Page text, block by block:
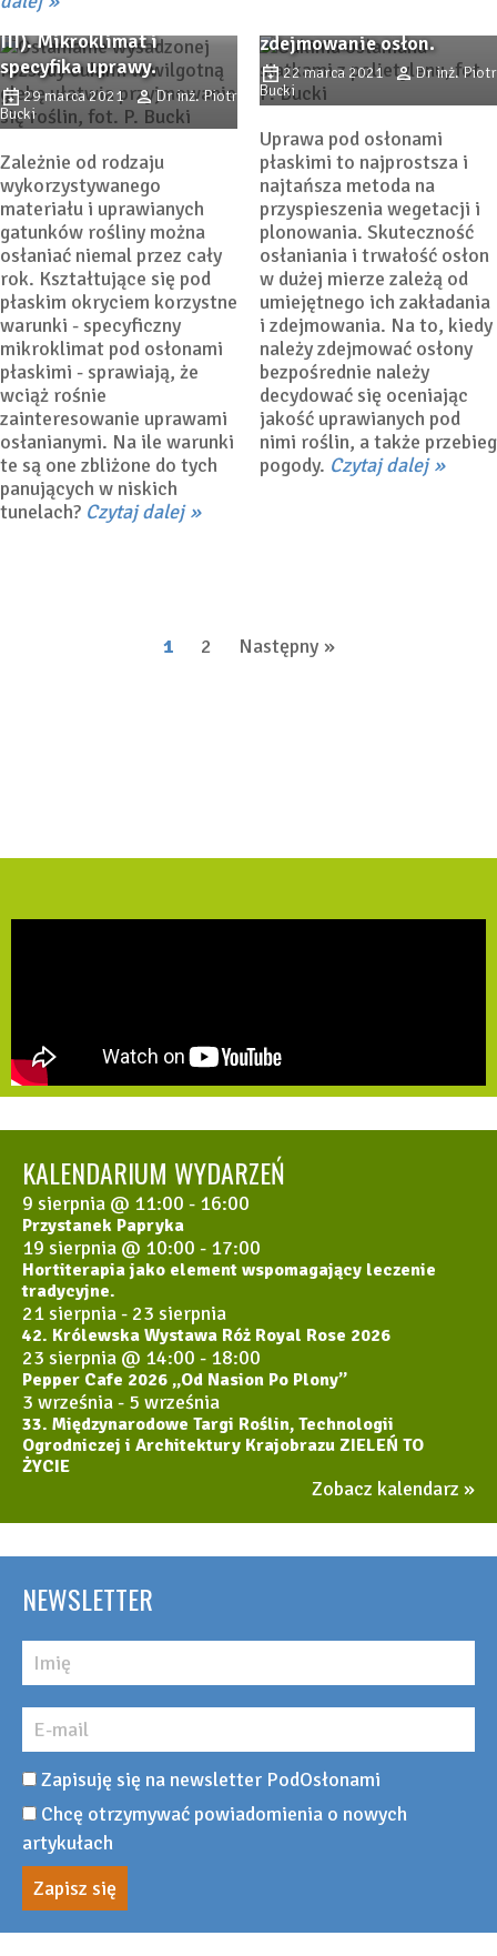
Osłony bezpośrednie (Cz.
III). Mikroklimat i
specyfika uprawy.
29 marca 2021
Dr inż. Piotr
Bucki
Zależnie od rodzaju
wykorzystywanego
materiału i uprawianych
gatunków rośliny można
osłaniać niemal przez cały
rok. Kształtujące się pod
płaskim okryciem korzystne
warunki - specyficzny
mikroklimat pod osłonami
płaskimi - sprawiają, że
wciąż rośnie
zainteresowanie uprawami
osłanianymi. Na ile warunki
te są one zbliżone do tych
panujących w niskich
tunelach? Czytaj dalej
zdejmowanie osłon.
22 marca 2021
Dr inż. Piotr
Bucki
Uprawa pod osłonami
płaskimi to najprostsza i
najtańsza metoda na
przyspieszenia wegetacji i
plonowania. Skuteczność
osłaniania i trwałość osłon
w dużej mierze zależą od
umiejętnego ich zakładania
i zdejmowania. Na to, kiedy
należy zdejmować osłony
bezpośrednie należy
decydować się oceniając
jakość uprawianych pod
nimi roślin, a także przebieg
pogody. Czytaj dalej
1 2 Następny
KALENDARIUM WYDARZEŃ
9 sierpnia @ 11:00 - 16:00
Przystanek Papryka
19 sierpnia @ 10:00 - 17:00
Hortiterapia jako element wspomagający leczenie
tradycyjne.
21 sierpnia- 23 sierpnia
42. Królewska Wystawa Róż Royal Rose 2026
23 sierpnia @ 14:00 - 18:00
Pepper Cafe 2026 „Od Nasion Po Plony”
3 września- 5 września
33. Międzynarodowe Targi Roślin, Technologii
Ogrodniczej i Architektury Krajobrazu ZIELEŃ TO
ŻYCIE
Zobacz kalendarz
NEWSLETTER
Zapisuję się na newsletter PodOsłonami
Chcę otrzymywać powiadomienia o nowych
artykułach